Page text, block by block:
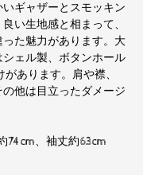
ギャザーとスモッキン
い生地感と相まって、
た魅力があります。大
ェル製、ボタンホール
あります。肩や襟、
他は目立ったダメージ
74cm、袖丈約63cm